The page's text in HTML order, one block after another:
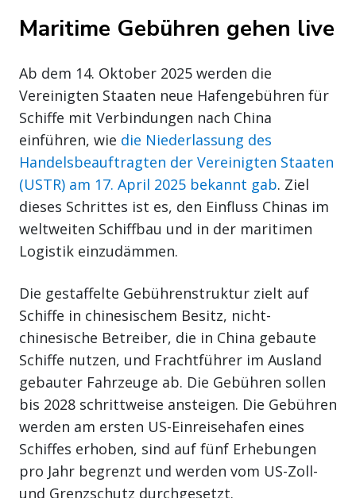
Maritime Gebühren gehen live
Ab dem 14. Oktober 2025 werden die
Vereinigten Staaten neue Hafengebühren für
Schiffe mit Verbindungen nach China
einführen, wie die Niederlassung des
Handelsbeauftragten der Vereinigten Staaten
(USTR) am 17. April 2025 bekannt gab. Ziel
dieses Schrittes ist es, den Einfluss Chinas im
weltweiten Schiffbau und in der maritimen
Logistik einzudämmen.
Die gestaffelte Gebührenstruktur zielt auf
Schiffe in chinesischem Besitz, nicht-
chinesische Betreiber, die in China gebaute
Schiffe nutzen, und Frachtführer im Ausland
gebauter Fahrzeuge ab. Die Gebühren sollen
bis 2028 schrittweise ansteigen. Die Gebühren
werden am ersten US-Einreisehafen eines
Schiffes erhoben, sind auf fünf Erhebungen
pro Jahr begrenzt und werden vom US-Zoll-
und Grenzschutz durchgesetzt.